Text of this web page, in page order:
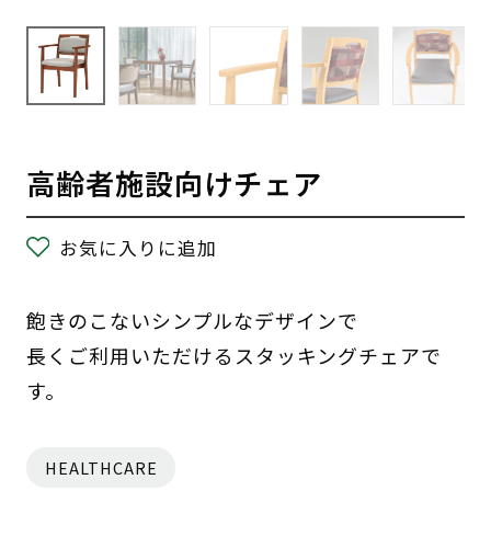
高齢者施設向けチェア
お気に入りに追加
飽きのこないシンプルなデザインで
長くご利用いただけるスタッキングチェアで
す。
HEALTHCARE